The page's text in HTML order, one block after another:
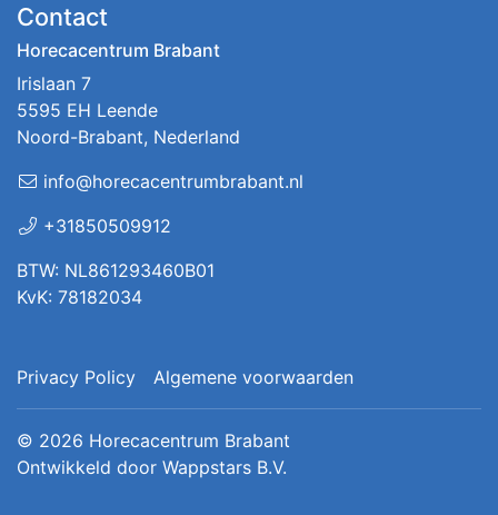
Contact
Horecacentrum Brabant
Irislaan 7
5595 EH Leende
Noord-Brabant, Nederland
info@horecacentrumbrabant.nl
+31850509912
BTW: NL861293460B01
KvK: 78182034
Privacy Policy Algemene voorwaarden
© 2026 Horecacentrum Brabant
Ontwikkeld door Wappstars B.V.